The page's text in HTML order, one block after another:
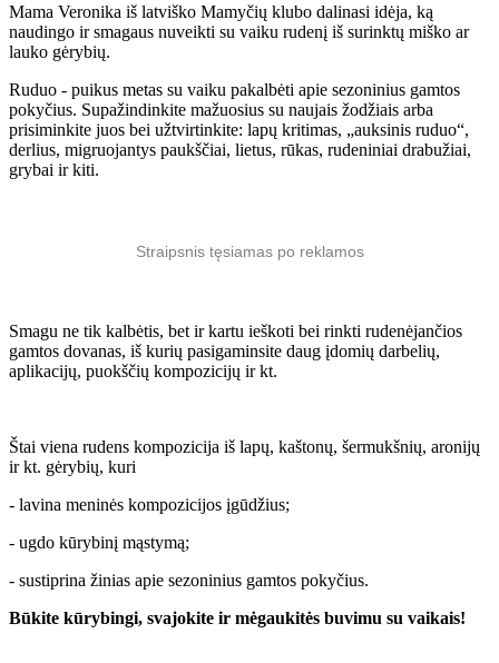
Mama Veronika iš latviško Mamyčių klubo dalinasi idėja, ką
naudingo ir smagaus nuveikti su vaiku rudenį iš surinktų miško ar
lauko gėrybių.
Ruduo - puikus metas su vaiku pakalbėti apie sezoninius gamtos
pokyčius. Supažindinkite mažuosius su naujais žodžiais arba
prisiminkite juos bei užtvirtinkite: lapų kritimas, „auksinis ruduo“,
derlius, migruojantys paukščiai, lietus, rūkas, rudeniniai drabužiai,
grybai ir kiti.
Straipsnis tęsiamas po reklamos
Smagu ne tik kalbėtis, bet ir kartu ieškoti bei rinkti rudenėjančios
gamtos dovanas, iš kurių pasigaminsite daug įdomių darbelių,
aplikacijų, puokščių kompozicijų ir kt.
Štai viena rudens kompozicija iš lapų, kaštonų, šermukšnių, aronijų
ir kt. gėrybių, kuri
- lavina meninės kompozicijos įgūdžius;
- ugdo kūrybinį mąstymą;
- sustiprina žinias apie sezoninius gamtos pokyčius.
Būkite kūrybingi, svajokite ir mėgaukitės buvimu su vaikais!